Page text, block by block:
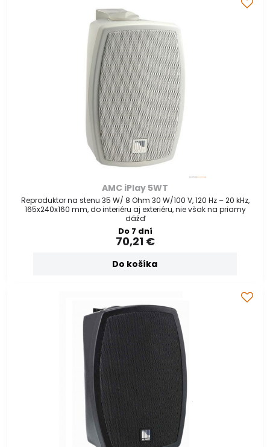
AMC iPlay 5WT
Reproduktor na stenu 35 W/ 8 Ohm 30 W/100 V, 120 Hz – 20 kHz,
165x240x160 mm, do interiéru aj exteriéru, nie však na priamy
dážď
Do 7 dní
70,21 €
Do košíka